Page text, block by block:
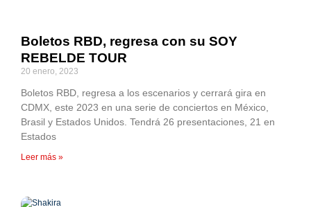
Boletos RBD, regresa con su SOY
REBELDE TOUR
20 enero, 2023
Boletos RBD, regresa a los escenarios y cerrará gira en
CDMX, este 2023 en una serie de conciertos en México,
Brasil y Estados Unidos. Tendrá 26 presentaciones, 21 en
Estados
Leer más »